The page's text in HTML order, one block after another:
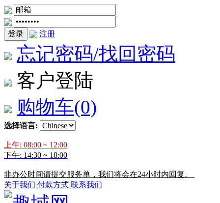
登录 注册
忘记密码/找回密码
客户登陆
购物车(0)
选择语言:
上午: 08:00 ~ 12:00
下午: 14:30 ~ 18:00
非办公时间请提交服务单，我们将会在24小时内回复。
关于我们 付款方式 联系我们